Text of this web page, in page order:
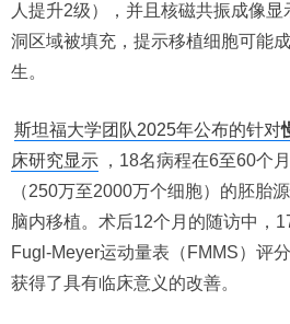
人提升2级），并且核磁共振成像
洞区域被填充，提示移植细胞可能
生。
斯坦福大学团队2025年公布的针对
床研究显示 ，18名病程在6至60个
（250万至2000万个细胞）的胚胎
脑内移植。术后12个月的随访中，
Fugl-Meyer运动量表（FMMS）评
获得了具有临床意义的改善。